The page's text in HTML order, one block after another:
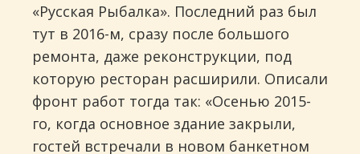
«Русская Рыбалка». Последний раз был
тут в 2016-м, сразу после большого
ремонта, даже реконструкции, под
которую ресторан расширили. Описали
фронт работ тогда так: «Осенью 2015-
го, когда основное здание закрыли,
гостей встречали в новом банкетном